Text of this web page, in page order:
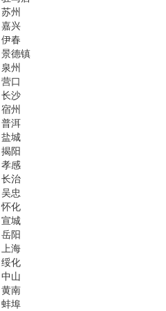
苏州
嘉兴
伊春
景德镇
泉州
营口
长沙
宿州
普洱
盐城
揭阳
孝感
长治
吴忠
怀化
宣城
岳阳
上海
绥化
中山
黄南
蚌埠